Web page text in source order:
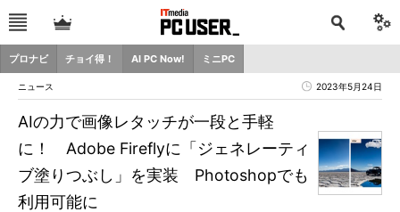
プロナビ チョイ得！ AI PC Now! ミニPC
ニュース 2023年5月24日
AIの力で画像レタッチが一段と手軽
に！ Adobe Fireflyに「ジェネレーティ
ブ塗りつぶし」を実装 Photoshopでも
利用可能に